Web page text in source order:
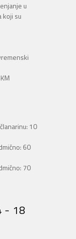
u
koji su
10
60
70
- 18